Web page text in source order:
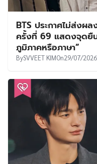
BTS ประกาศไม่ส่งผ
ครั้งที่ 69 แสดงจุดยื
ภูมิภาคหรือภาษา”
BySVVEET KIMOn29/07/2026